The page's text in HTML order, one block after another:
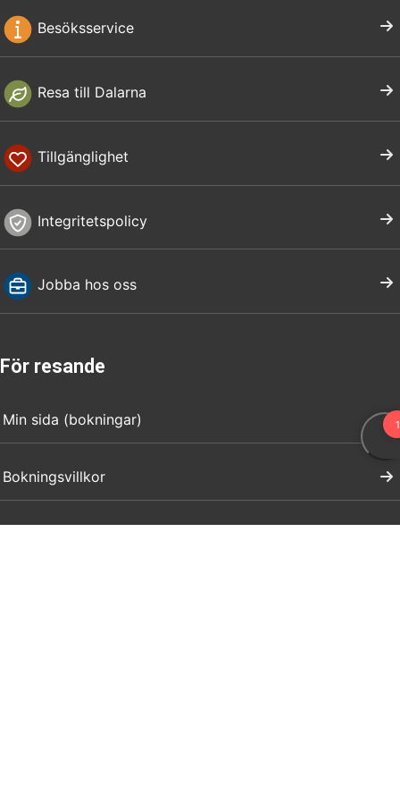
Besöksservice
Resa till Dalarna
Tillgänglighet
Integritetspolicy
Jobba hos oss
För resande
Min sida (bokningar)
Bokningsvillkor